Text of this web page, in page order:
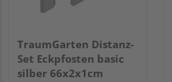
TraumGarten Distanz-
Set Eckpfosten basic
silber 66x2x1cm